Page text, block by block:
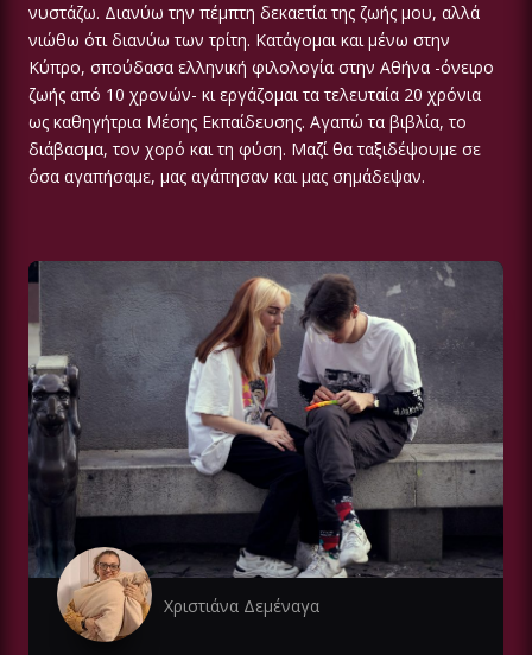
νυστάζω. Διανύω την πέμπτη δεκαετία της ζωής μου, αλλά
νιώθω ότι διανύω των τρίτη. Κατάγομαι και μένω στην
Κύπρο, σπούδασα ελληνική φιλολογία στην Αθήνα -όνειρο
ζωής από 10 χρονών- κι εργάζομαι τα τελευταία 20 χρόνια
ως καθηγήτρια Μέσης Εκπαίδευσης. Αγαπώ τα βιβλία, το
διάβασμα, τον χορό και τη φύση. Μαζί θα ταξιδέψουμε σε
όσα αγαπήσαμε, μας αγάπησαν και μας σημάδεψαν.
Χριστιάνα Δεμέναγα